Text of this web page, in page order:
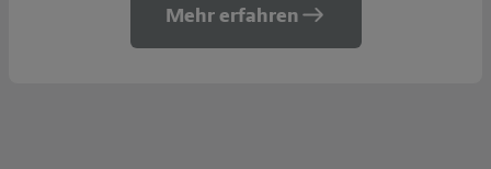
Mehr erfahren